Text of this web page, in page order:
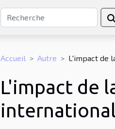
Accueil Autre L'impact de
L'impact de